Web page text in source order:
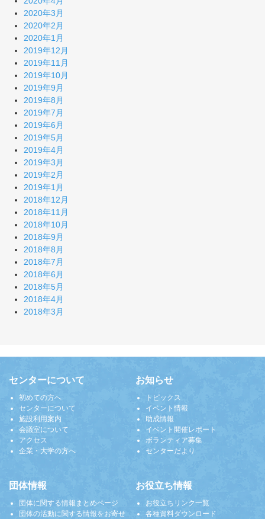
2020年3月
2020年2月
2020年1月
2019年12月
2019年11月
2019年10月
2019年9月
2019年8月
2019年7月
2019年6月
2019年5月
2019年4月
2019年3月
2019年2月
2019年1月
2018年12月
2018年11月
2018年10月
2018年9月
2018年8月
2018年7月
2018年6月
2018年5月
2018年4月
2018年3月
センターについて
初めての方へ
センターについて
施設利用案内
会議室について
アクセス
企業・大学の方へ
お知らせ
トピックス
イベント情報
助成情報
イベント開催レポート
ボランティア募集
センターだより
団体情報
団体に関する情報まとめページ
団体の活動に関する情報をお寄せ
お役立ち情報
お役立ちリンク一覧
各種資料ダウンロード